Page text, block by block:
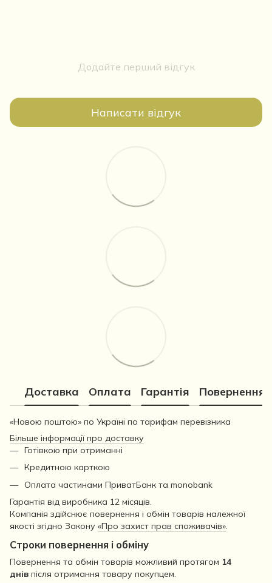
Додайте перший відгук
Написати відгук
Доставка Оплата Гарантія Повернення
«Новою поштою» по Україні по тарифам перевізника
Більше інформації про доставку
Готівкою при отриманні
Кредитною карткою
Оплата частинами ПриватБанк та monobank
Гарантія від виробника 12 місяців.
Компанія здійснює повернення і обмін товарів належної
якості згідно Закону «Про захист прав споживачів».
Строки повернення і обміну
Повернення та обмін товарів можливий протягом 14
днів після отримання товару покупцем.